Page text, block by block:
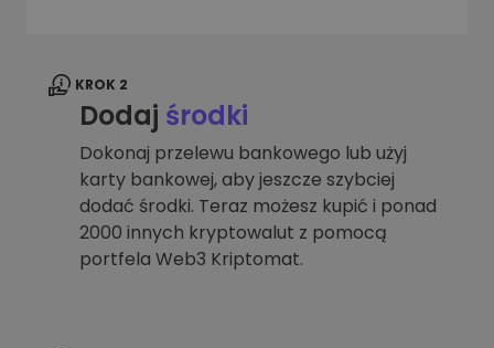
KROK 2
Dodaj środki
Dokonaj przelewu bankowego lub użyj
karty bankowej, aby jeszcze szybciej
dodać środki. Teraz możesz kupić i ponad
2000 innych kryptowalut z pomocą
portfela Web3 Kriptomat.